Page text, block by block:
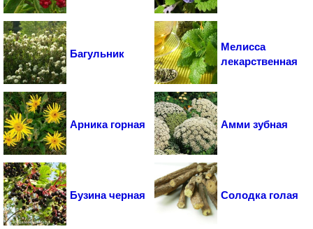
Багульник
Мелисса
лекарственная
Арника горная Амми зубная
Бузина черная Солодка голая